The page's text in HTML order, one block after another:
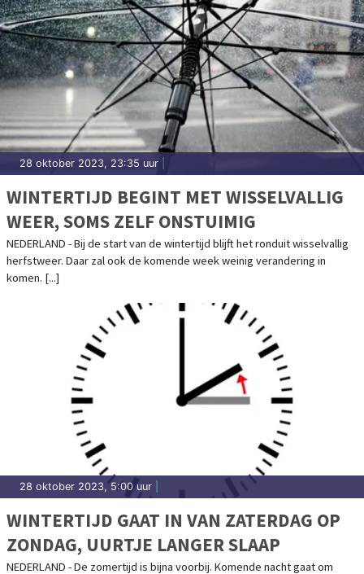
28 oktober 2023, 23:35 uur
WINTERTIJD BEGINT MET WISSELVALLIG
WEER, SOMS ZELF ONSTUIMIG
NEDERLAND - Bij de start van de wintertijd blijft het ronduit wisselvallig
herfstweer. Daar zal ook de komende week weinig verandering in
komen. [...]
28 oktober 2023, 5:00 uur
WINTERTIJD GAAT IN VAN ZATERDAG OP
ZONDAG, UURTJE LANGER SLAAP
NEDERLAND - De zomertijd is bijna voorbij. Komende nacht gaat om